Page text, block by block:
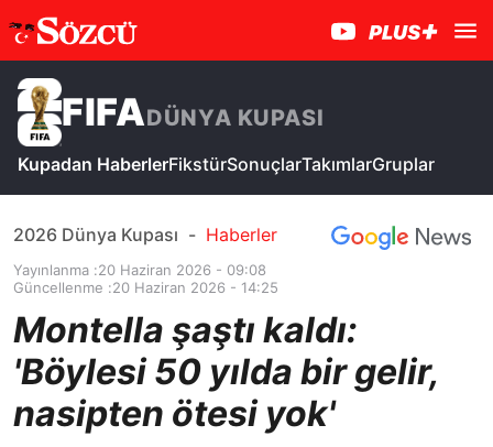
FIFADÜNYA KUPASI
Kupadan HaberlerFikstürSonuçlarTakımlarGruplar
2026 Dünya Kupası - Haberler
Yayınlanma :20 Haziran 2026 - 09:08
Güncellenme :20 Haziran 2026 - 14:25
Montella şaştı kaldı:
'Böylesi 50 yılda bir gelir,
nasipten ötesi yok'